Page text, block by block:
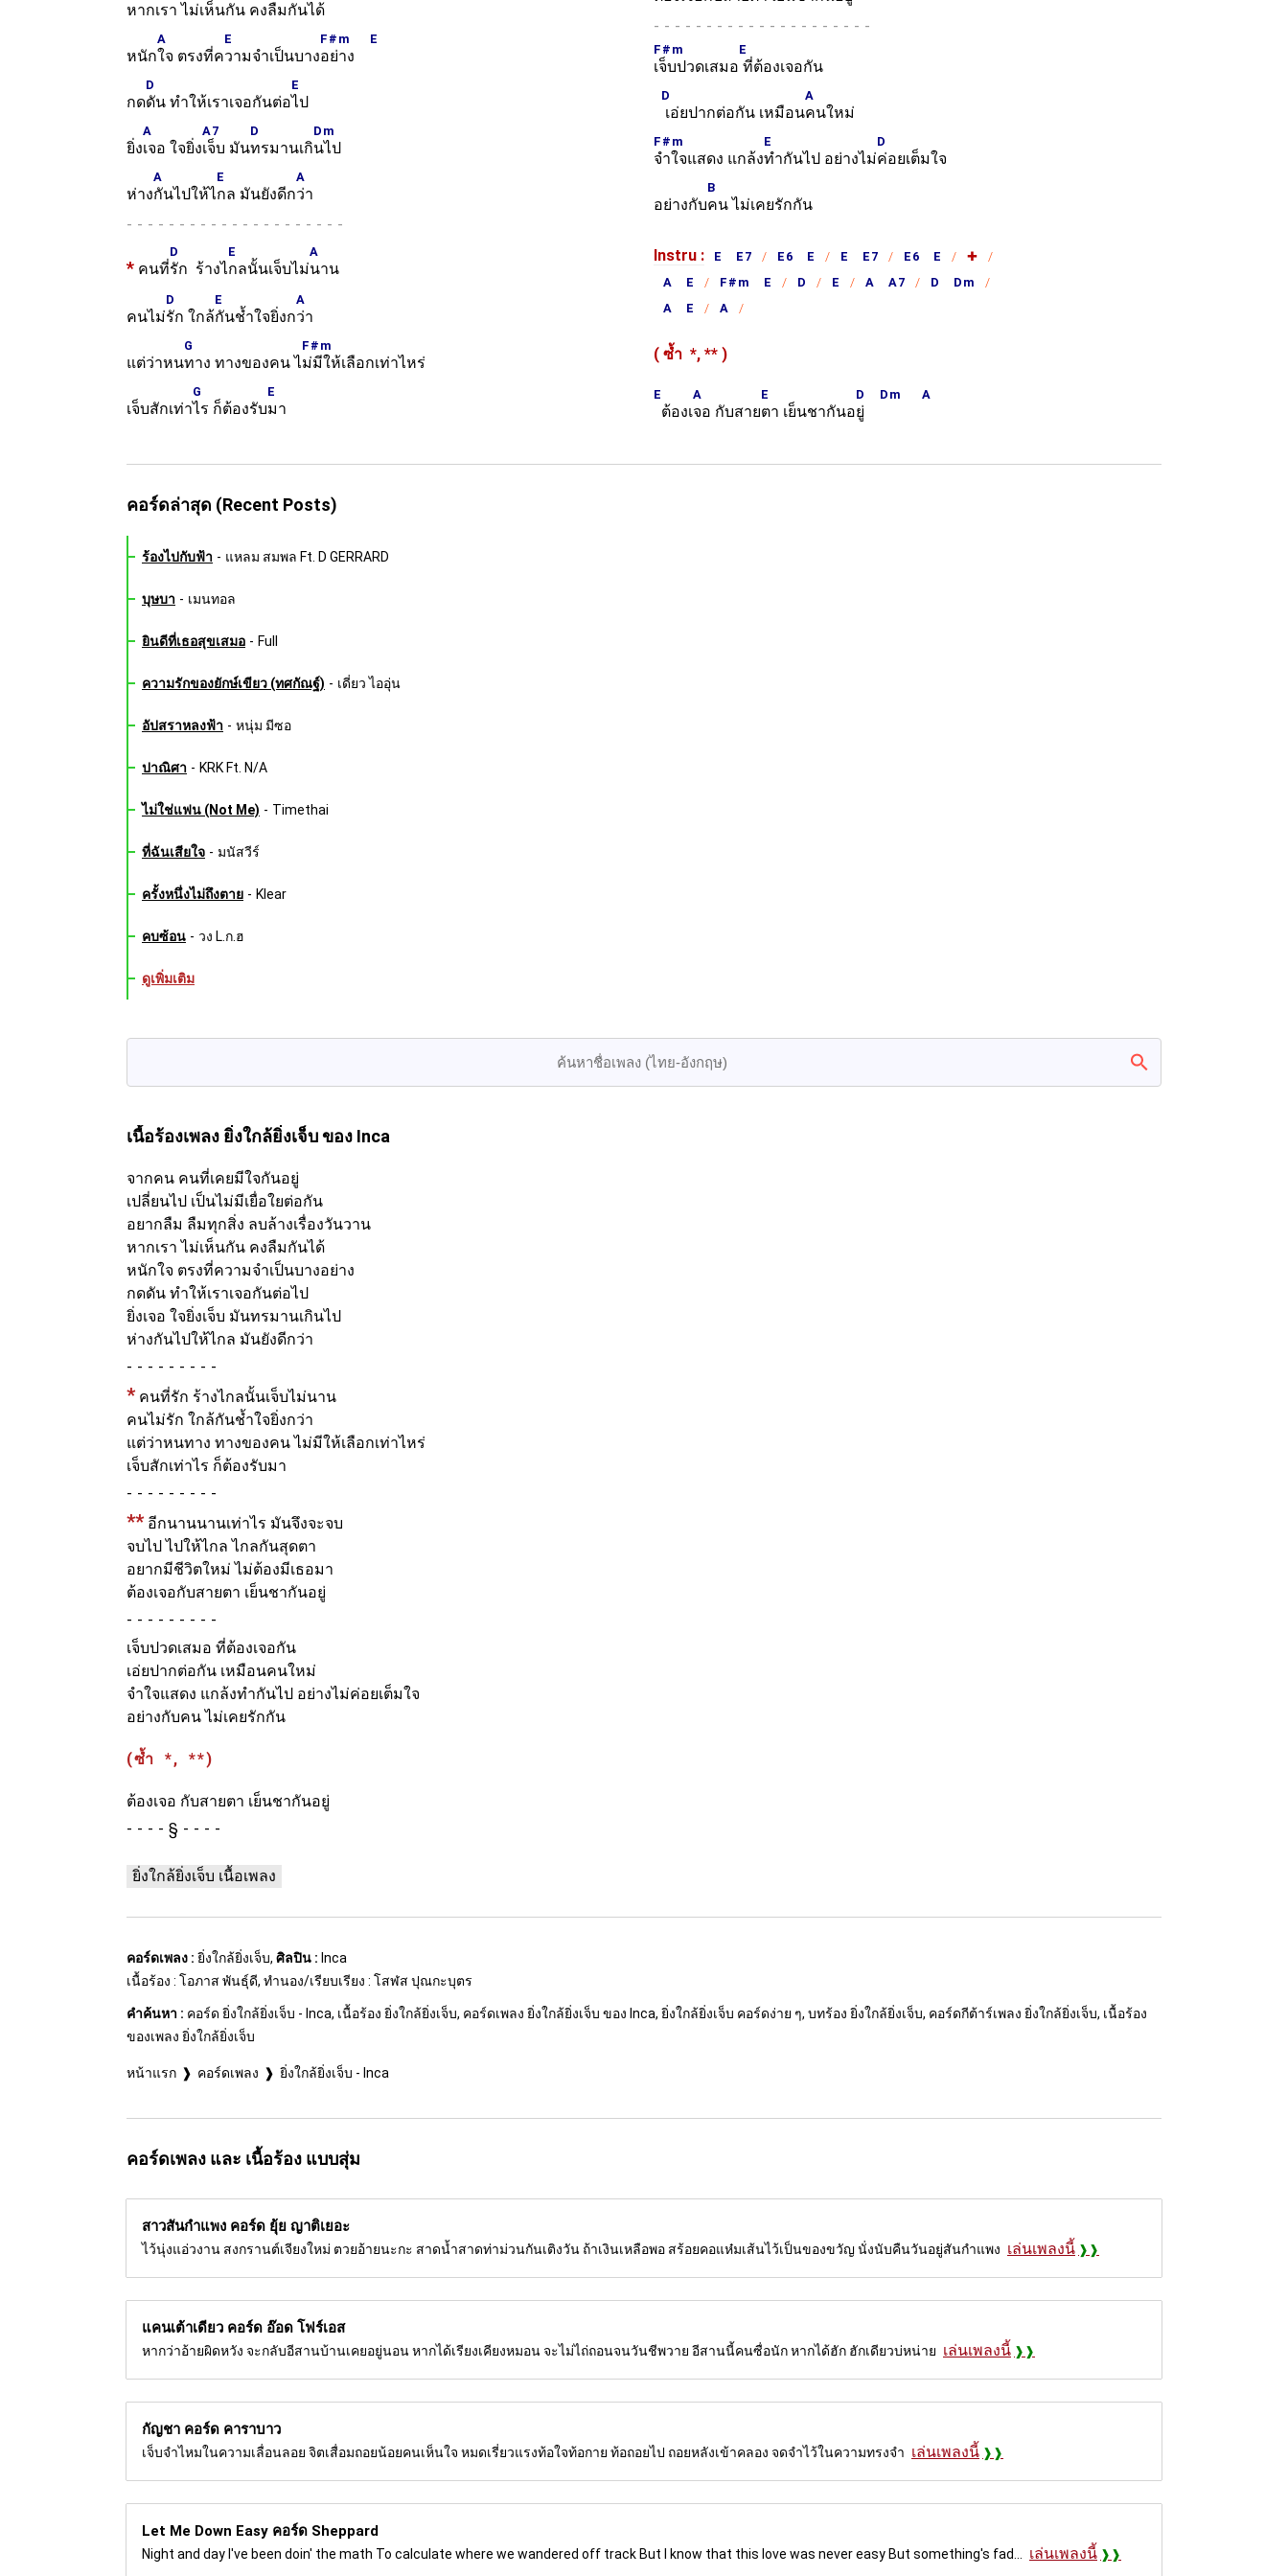
หากเรา ไม่เห็นกัน คงลืมกันได้
หนัก
A
ใจ ตรงที่ค
E
วามจำเป็นบาง
F#m
อย่าง
E
กด
D
ดัน ทำให้เราเจอกันต่อ
E
ไป
ยิ่ง
A
เจอ ใจยิ่ง
A7
เจ็บ มัน
D
ทรมานเกิ
Dm
นไป
ห่าง
A
กันไปให้ไ
E
กล มันยังดีก
A
ว่า
-
* คนที่
D
รัก ร้างไ
E
กลนั้นเจ็บไม่
A
นาน
คนไม่
D
รัก ใกล้
E
กันช้ำใจยิ่งก
A
ว่า
แต่ว่าหน
G
ทาง ทางของคน ไ
F#m
ม่มีให้เลือกเท่าไหร่
เจ็บสักเท่า
G
ไร ก็ต้องรับ
E
มา
-
F#m
เจ็บปวดเสมอ
E
ที่ต้องเจอกัน
D
เอ่ยปากต่อกัน เหมือน
A
คนใหม่
F#m
จำใจแสดง แกล้ง
E
ทำกันไป อย่างไม่
D
ค่อยเต็มใจ
อย่างกับ
B
คน ไม่เคยรักกัน
Instru : E E7 E6 E E E7 E6 E
✚
A E
F#m E D E A A7
D Dm
A E
A
( ซ้ำ *, ** )
E
ต้องเ
A
จอ กับสาย
E
ตา เย็นชากันอ
D
ยู่
Dm A
คอร์ดล่าสุด (Recent Posts)
ร้องไปกับฟ้า - แหลม สมพล Ft. D GERRARD
บุษบา - เมนทอล
ยินดีที่เธอสุขเสมอ - Full
ความรักของยักษ์เขียว (ทศกัณฐ์) - เดี่ยว ไออุ่น
อัปสราหลงฟ้า - หนุ่ม มีซอ
ปาณิศา - KRK Ft. N/A
ไม่ใช่แฟน (Not Me) - Timethai
ที่ฉันเสียใจ - มนัสวีร์
ครั้งหนึ่งไม่ถึงตาย - Klear
คบซ้อน - วง L.ก.ฮ
ดูเพิ่มเติม
เนื้อร้องเพลง ยิ่งใกล้ยิ่งเจ็บของ Inca
จากคน คนที่เคยมีใจกันอยู่
เปลี่ยนไป เป็นไม่มีเยื่อใยต่อกัน
อยากลืม ลืมทุกสิ่ง ลบล้างเรื่องวันวาน
หากเรา ไม่เห็นกัน คงลืมกันได้
หนักใจ ตรงที่ความจำเป็นบางอย่าง
กดดัน ทำให้เราเจอกันต่อไป
ยิ่งเจอ ใจยิ่งเจ็บ มันทรมานเกินไป
ห่างกันไปให้ไกล มันยังดีกว่า
-
* คนที่รัก ร้างไกลนั้นเจ็บไม่นาน
คนไม่รัก ใกล้กันช้ำใจยิ่งกว่า
แต่ว่าหนทาง ทางของคน ไม่มีให้เลือกเท่าไหร่
เจ็บสักเท่าไร ก็ต้องรับมา
-
** อีกนานนานเท่าไร มันจึงจะจบ
จบไป ไปให้ไกล ไกลกันสุดตา
อยากมีชีวิตใหม่ ไม่ต้องมีเธอมา
ต้องเจอกับสายตา เย็นชากันอยู่
-
เจ็บปวดเสมอ ที่ต้องเจอกัน
เอ่ยปากต่อกัน เหมือนคนใหม่
จำใจแสดง แกล้งทำกันไป อย่างไม่ค่อยเต็มใจ
อย่างกับคน ไม่เคยรักกัน
(ซ้ำ *, **)
ต้องเจอ กับสายตา เย็นชากันอยู่
§
ยิ่งใกล้ยิ่งเจ็บ เนื้อเพลง
คอร์ดเพลง : ยิ่งใกล้ยิ่งเจ็บ, ศิลปิน : Inca
เนื้อร้อง : โอภาส พันธุ์ดี, ทำนอง/เรียบเรียง : โสฬส ปุณกะบุตร
คำค้นหา : คอร์ด ยิ่งใกล้ยิ่งเจ็บ - Inca, เนื้อร้อง ยิ่งใกล้ยิ่งเจ็บ, คอร์ดเพลง ยิ่งใกล้ยิ่งเจ็บ ของ Inca, ยิ่งใกล้ยิ่งเจ็บ คอร์ดง่าย ๆ, บทร้อง ยิ่งใกล้ยิ่งเจ็บ, คอร์ดกีต้าร์เพลง ยิ่งใกล้ยิ่งเจ็บ, เนื้อร้อง
ของเพลง ยิ่งใกล้ยิ่งเจ็บ
หน้าแรก คอร์ดเพลง ยิ่งใกล้ยิ่งเจ็บ - Inca
คอร์ดเพลง และ เนื้อร้อง แบบสุ่ม
สาวสันกำแพง คอร์ด ยุ้ย ญาติเยอะ
ไว้นุ่งแอ่วงาน สงกรานต์เจียงใหม่ ตวยอ้ายนะกะ สาดน้ำสาดท่าม่วนกันเติงวัน ถ้าเงินเหลือพอ สร้อยคอแห๋มเส้นไว้เป็นของขวัญ นั่งนับคืนวันอยู่สันกำแพง เล่นเพลงนี้
แคนเต้าเดียว คอร์ด อ๊อด โฟร์เอส
หากว่าอ้ายผิดหวัง จะกลับอีสานบ้านเคยอยู่นอน หากได้เรียงเคียงหมอน จะไม่ไถ่ถอนจนวันชีพวาย อีสานนี้คนซื่อนัก หากได้ฮัก ฮักเดียวบ่หน่าย เล่นเพลงนี้
กัญชา คอร์ด คาราบาว
เจ็บจำไหมในความเลื่อนลอย จิตเสื่อมถอยน้อยคนเห็นใจ หมดเรี่ยวแรงท้อใจท้อกาย ท้อถอยไป ถอยหลังเข้าคลอง จดจำไว้ในความทรงจำ เล่นเพลงนี้
Let Me Down Easy คอร์ด Sheppard
Night and day I've been doin' the math To calculate where we wandered off track But I know that this love was never easy But something's fad... เล่นเพลงนี้